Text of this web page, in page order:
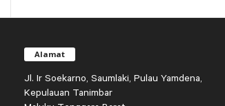
Alamat
Jl. Ir Soekarno, Saumlaki, Pulau Yamdena,
Kepulauan Tanimbar